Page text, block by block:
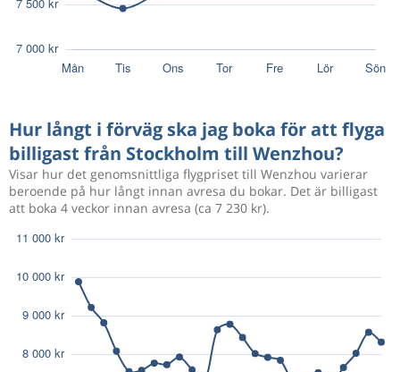
Okt 14 StockholmWenzhou
Wenzhou Stockholm
7 152 kr
Okt 14 StockholmWenzhou
Nov 28 WenzhouStockholm
7 152 kr
Hur långt i förväg ska jag boka för att flyga
billigast från Stockholm till Wenzhou?
Visar hur det genomsnittliga flygpriset till Wenzhou varierar
beroende på hur långt innan avresa du bokar. Det är billigast
att boka 4 veckor innan avresa (ca 7 230 kr).